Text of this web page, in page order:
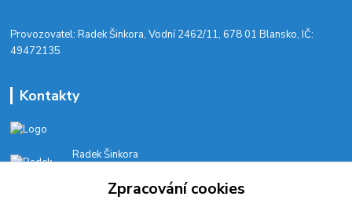
​Provozovatel: Radek Šinkora, Vodní 2462/11, 678 01 Blansko, IČ:
49472135
Kontakty
Radek Šinkora
E-SHOP: Po-Pá, 8-17 hod.
Zpracování cookies